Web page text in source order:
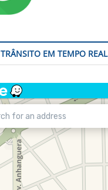
TRÂNSITO EM TEMPO REAL